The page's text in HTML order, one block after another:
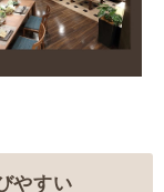
やすい